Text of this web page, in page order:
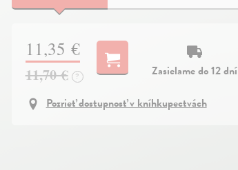
11,35 €
11,70 € ?
Zasielame do 12 dní
Pozrieť dostupnosť v kníhkupectvách